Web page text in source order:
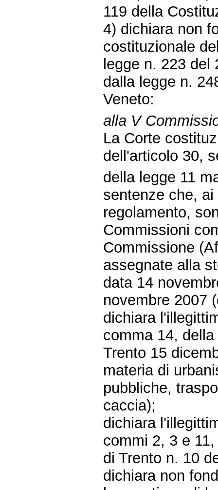
119 della
4) dichiara non
costituzionale
legge n. 223
dalla legge n.
Veneto:
alla V
La Corte
dell'articolo 30,
della legge 11
sentenze che,
regolamento,
Commissioni
Commissione
assegnate alla
data 14
novembre 2007
dichiara
comma 14,
Trento 15
materia di
pubbliche,
caccia);
dichiara
commi 2, 3 e
di Trento n. 10
dichiara non